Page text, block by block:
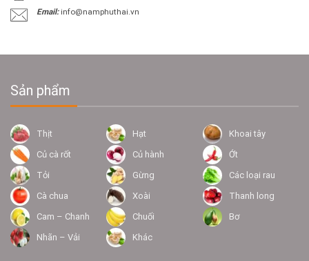
Email:info@namphuthai.vn
Sản phẩm
Thịt Hạt
Khoai tây
Củ cà rốt
Củ hành
Ớt
Tỏi
Gừng
Các loại rau
Cà chua
Xoài
Thanh long
Cam – Chanh
Chuối
Bơ
Nhãn – Vải
Khác